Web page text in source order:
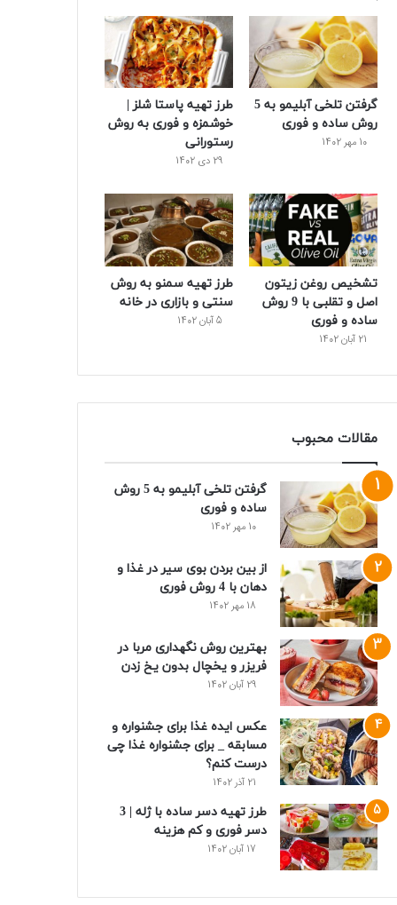
ک
ر
ی
س
ت
ب
س
گرفتن تلخی آبلیمو به 5
روش ساده و فوری
10 مهر 1402
طرز تهیه پاستا شلز |
خوشمزه و فوری به روش
رستورانی
29 دی 1402
تشخیص روغن زیتون
اصل و تقلبی با 9 روش
ساده و فوری
21 آبان 1402
طرز تهیه سمنو به روش
سنتی و بازاری در خانه
5 آبان 1402
مقالات محبوب
گرفتن تلخی آبلیمو به 5 روش
ساده و فوری
10 مهر 1402
از بین بردن بوی سیر در غذا و
دهان با 4 روش فوری
18 مهر 1402
بهترین روش نگهداری مربا در
فریزر و یخچال بدون یخ زدن
29 آبان 1402
عکس ایده غذا برای جشنواره و
مسابقه _ برای جشنواره غذا چی
درست کنم؟
21 آذر 1402
طرز تهیه دسر ساده با ژله | 3
دسر فوری و کم هزینه
17 آبان 1402